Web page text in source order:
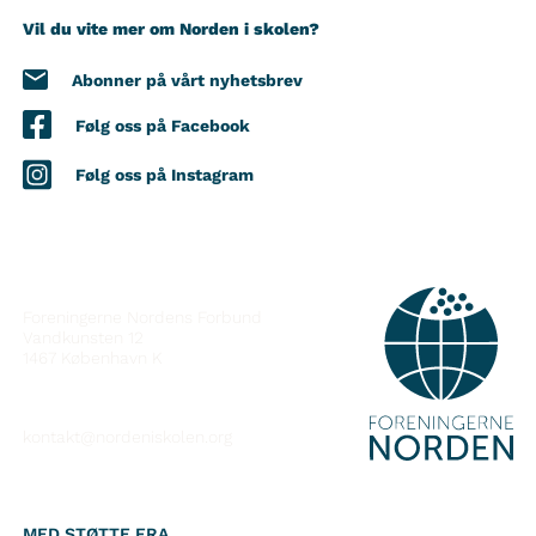
Vil du vite mer om Norden i skolen?
Abonner på vårt nyhetsbrev
Følg oss på Facebook
Følg oss på Instagram